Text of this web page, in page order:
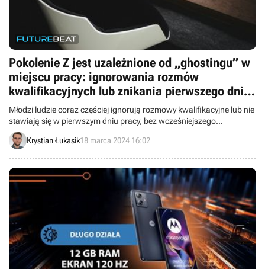
Pokolenie Z jest uzależnione od „ghostingu” w
miejscu pracy: ignorowania rozmów
kwalifikacyjnych lub znikania pierwszego dnia
pracy
Młodzi ludzie coraz częściej ignorują rozmowy kwalifikacyjne lub nie
stawiają się w pierwszym dniu pracy, bez wcześniejszego
poinformowania pracodawcy. To zjawisko może mieć poważne
konsekwencje dla firm, ale też skłania do refleksji nad przyszłością
Krystian Łukasik18 marca 2024 16:02